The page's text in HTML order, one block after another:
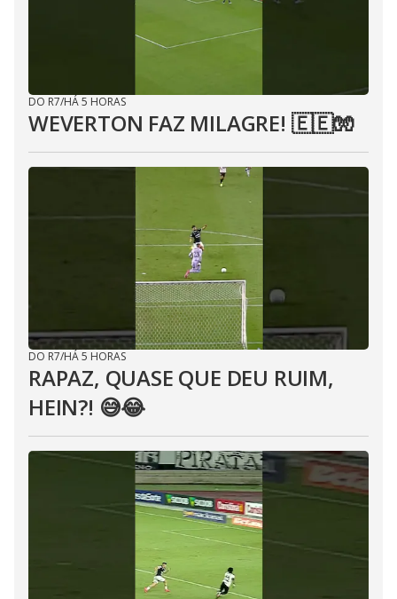
DO R7/HÁ 5 HORAS
WEVERTON FAZ MILAGRE! 🇪🇪🧤
DO R7/HÁ 5 HORAS
RAPAZ, QUASE QUE DEU RUIM,
HEIN?! 😅😂⁣